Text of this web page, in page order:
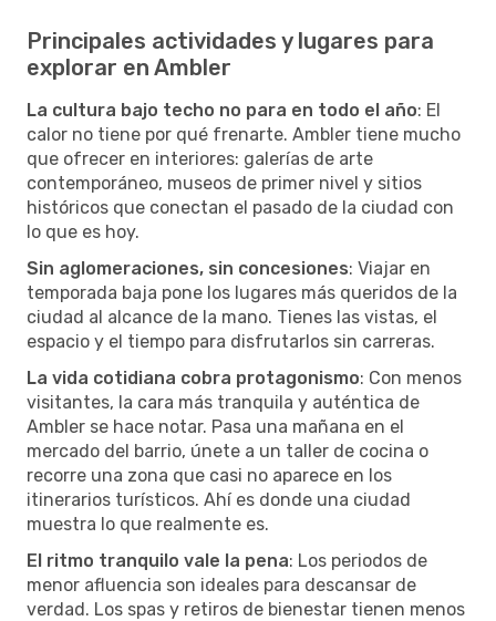
Principales actividades y lugares para
explorar en Ambler
La cultura bajo techo no para en todo el año: El
calor no tiene por qué frenarte. Ambler tiene mucho
que ofrecer en interiores: galerías de arte
contemporáneo, museos de primer nivel y sitios
históricos que conectan el pasado de la ciudad con
lo que es hoy.
Sin aglomeraciones, sin concesiones: Viajar en
temporada baja pone los lugares más queridos de la
ciudad al alcance de la mano. Tienes las vistas, el
espacio y el tiempo para disfrutarlos sin carreras.
La vida cotidiana cobra protagonismo: Con menos
visitantes, la cara más tranquila y auténtica de
Ambler se hace notar. Pasa una mañana en el
mercado del barrio, únete a un taller de cocina o
recorre una zona que casi no aparece en los
itinerarios turísticos. Ahí es donde una ciudad
muestra lo que realmente es.
El ritmo tranquilo vale la pena: Los periodos de
menor afluencia son ideales para descansar de
verdad. Los spas y retiros de bienestar tienen menos